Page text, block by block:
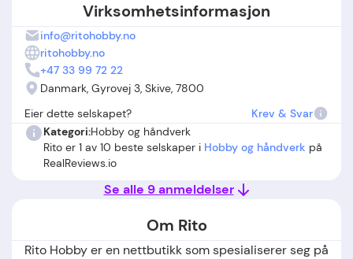
Virksomhetsinformasjon
info@ritohobby.no
ritohobby.no
+47 33 99 72 22
Danmark, Gyrovej 3, Skive, 7800
Eier dette selskapet?
Krev & Svar
Kategori:Hobby og håndverk
Rito er 1 av 10 beste selskaper i Hobby og håndverk på
RealReviews.io
Se alle 9 anmeldelser
Om Rito
Rito Hobby er en nettbutikk som spesialiserer seg på